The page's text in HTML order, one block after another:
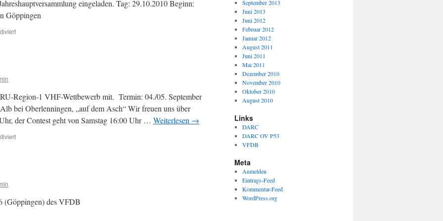
eingeladen. Tag: 29.10.2010 Beginn:
Göppingen
für
Region-1 VHF-Wettbewerb mit. Termin: 04./05. September
bei Oberlenningen, „auf dem Asch“ Wir freuen uns über
der Contest geht von Samstag 16:00 Uhr … Weiterlesen →
für
(Göppingen) des VFDB
September 2013
Juni 2013
Juni 2012
Februar 2012
Januar 2012
August 2011
Juni 2011
Mai 2011
Dezember 2010
November 2010
Oktober 2010
August 2010
Links
DARC
DARC OV P53
VFDB
Meta
Anmelden
Eintrags-Feed
Kommentar-Feed
WordPress.org